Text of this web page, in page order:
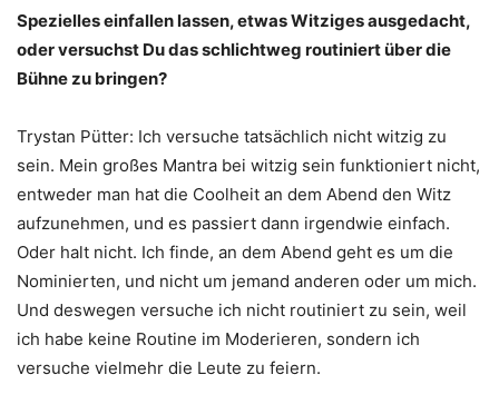
Spezielles einfallen lassen, etwas Witziges ausgedacht,
oder versuchst Du das schlichtweg routiniert über die
Bühne zu bringen?
Trystan Pütter: Ich versuche tatsächlich nicht witzig zu
sein. Mein großes Mantra bei witzig sein funktioniert nicht,
entweder man hat die Coolheit an dem Abend den Witz
aufzunehmen, und es passiert dann irgendwie einfach.
Oder halt nicht. Ich finde, an dem Abend geht es um die
Nominierten, und nicht um jemand anderen oder um mich.
Und deswegen versuche ich nicht routiniert zu sein, weil
ich habe keine Routine im Moderieren, sondern ich
versuche vielmehr die Leute zu feiern.